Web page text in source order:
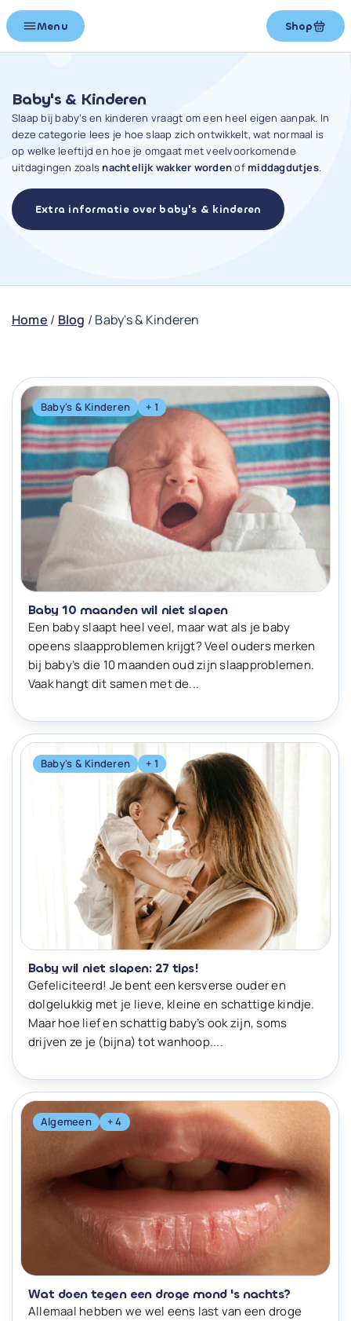
Menu Shop
Baby's & Kinderen
Slaap bij baby’s en kinderen vraagt om een heel eigen aanpak. In
deze categorie lees je hoe slaap zich ontwikkelt, wat normaal is
op welke leeftijd en hoe je omgaat met veelvoorkomende
uitdagingen zoals nachtelijk wakker wordenof middagdutjes.
Extra informatie over baby's & kinderen
Home / Blog / Baby's & Kinderen
Baby's & Kinderen + 1
Baby 10 maanden wil niet slapen
Een baby slaapt heel veel, maar wat als je baby
opeens slaapproblemen krijgt? Veel ouders merken
bij baby’s die 10 maanden oud zijn slaapproblemen.
Vaak hangt dit samen met de...
Baby's & Kinderen + 1
Baby wil niet slapen: 27 tips!
Gefeliciteerd! Je bent een kersverse ouder en
dolgelukkig met je lieve, kleine en schattige kindje.
Maar hoe lief en schattig baby’s ook zijn, soms
drijven ze je (bijna) tot wanhoop....
Algemeen + 4
Wat doen tegen een droge mond 's nachts?
Allemaal hebben we wel eens last van een droge